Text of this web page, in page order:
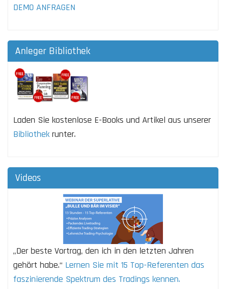
DEMO ANFRAGEN
Anleger Bibliothek
Laden Sie kostenlose E-Books und Artikel aus unserer
Bibliothekrunter.
Videos
„Der beste Vortrag, den ich in den letzten Jahren
gehört habe.“ Lernen Sie mit 15 Top-Referenten das
faszinierende Spektrum des Tradings kennen.